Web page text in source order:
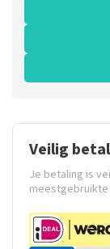
Veilig
Je betaling is